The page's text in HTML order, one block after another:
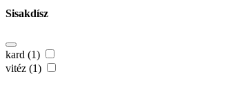
Sisakdísz
kard (1)
vitéz (1)